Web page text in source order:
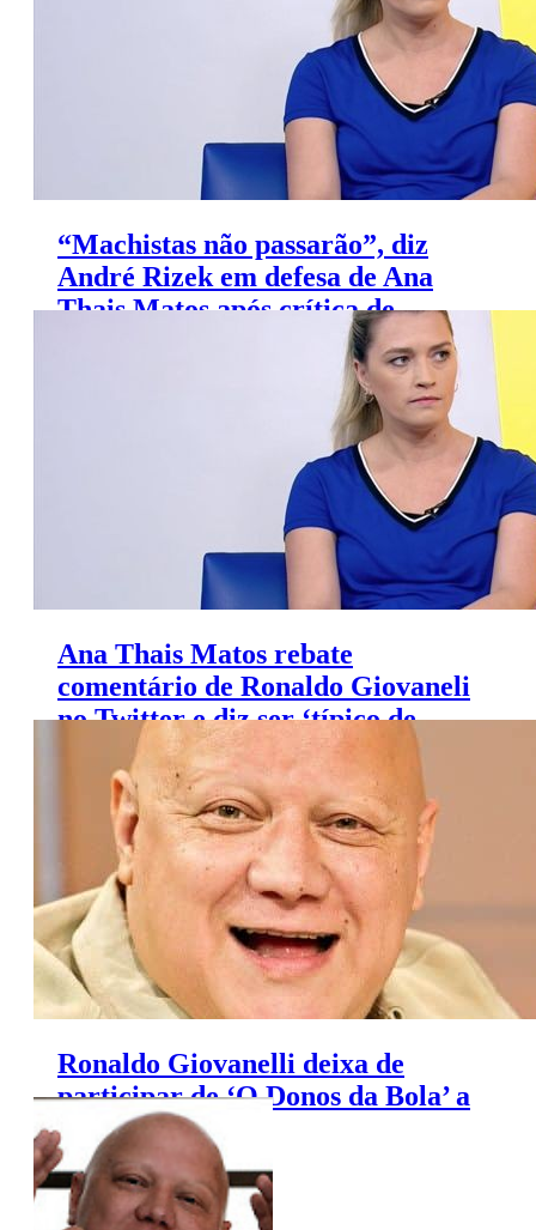
“Machistas não passarão”, diz
André Rizek em defesa de Ana
Thais Matos após crítica de
Ana Thais Matos rebate
comentário de Ronaldo Giovaneli
no Twitter e diz ser ‘típico de
machismo’
Ronaldo Giovanelli deixa de
participar de ‘O Donos da Bola’ a
partir de março